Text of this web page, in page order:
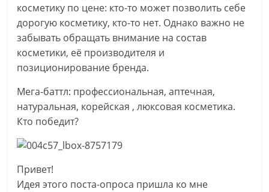
косметику по цене: кто-то может позволить себе
дорогую косметику, кто-то нет. Однако важно не
забывать обращать внимание на состав
косметики, её производителя и
позиционирование бренда.
Мега-баттл: профессиональная, аптечная,
натуральная, корейская , люксовая косметика.
Кто победит?
Привет!
Идея этого поста-опроса пришла ко мне